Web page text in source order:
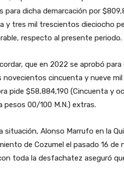
para dicha demarcación por
y tres mil trescientos dieciocho
respecto al presente periodo.
que en 2022 se aprobó
novecientos cincuenta y nueve
pide $58,884,190 (Cincuenta y
pesos 00/100 M.N.) extras.
situación, Alonso Marrufo en la
de Cozumel el pasado 16
toda la desfachatez aseguró